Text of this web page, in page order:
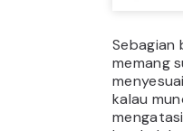
Sebagian
memang
kalau